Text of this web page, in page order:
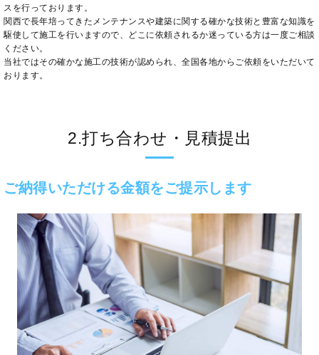
スを行っております。
関西で長年培ってきたメンテナンスや建築に関する確かな技術と豊富な知識を
駆使して施工を行いますので、どこに依頼されるか迷っている方は一度ご相談
ください。
当社ではその確かな施工の技術が認められ、全国各地からご依頼をいただいて
おります。
2.打ち合わせ・見積提出
ご納得いただける金額をご提示します